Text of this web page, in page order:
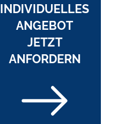
INDIVIDUELLES
ANGEBOT
JETZT
ANFORDERN